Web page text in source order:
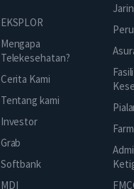
EKSPLOR
Mengapa
Telekesehatan?
Cerita Kami
Tentang kami
Investor
Grab
Softbank
MDI